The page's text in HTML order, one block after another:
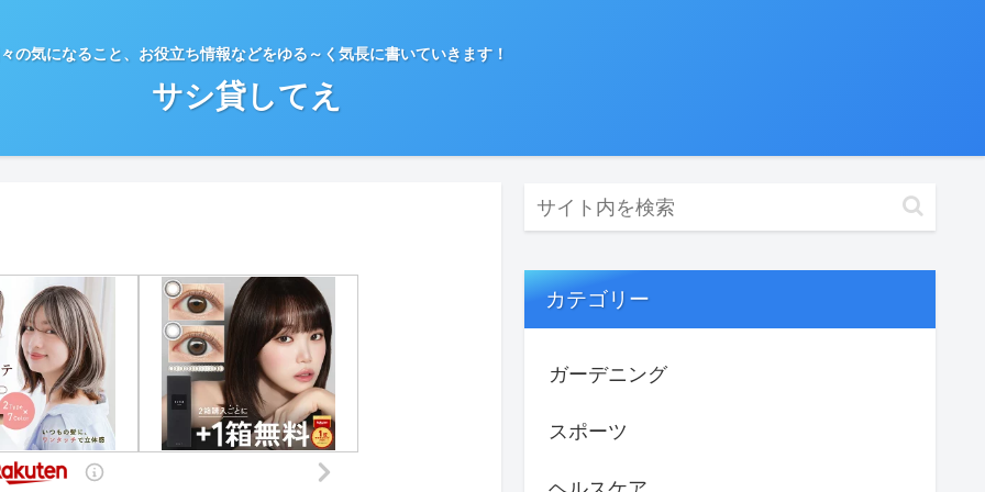
の気になること、お役立ち情報などをゆる～く気長に書いていきます！
サシ貸してえ
カテゴリー
ガーデニング
スポーツ